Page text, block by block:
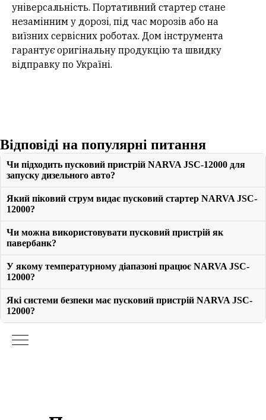
універсальність. Портативний стартер стане
незамінним у дорозі, під час морозів або на
виїзних сервісних роботах. Дом інструмента
гарантує оригінальну продукцію та швидку
відправку по Україні.
Відповіді на популярні питання
Чи підходить пусковий пристрій NARVA JSC-12000 для
запуску дизельного авто?
Який піковий струм видає пусковий стартер NARVA JSC-
12000?
Чи можна використовувати пусковий пристрій як
павербанк?
У якому температурному діапазоні працює NARVA JSC-
12000?
Які системи безпеки має пусковий пристрій NARVA JSC-
12000?